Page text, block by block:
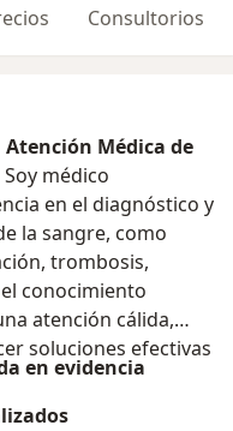
Consultorios
Médica de
Soy médico
en el diagnóstico y
la sangre, como
trombosis,
conocimiento
atención cálida,
soluciones efectivas
en evidencia